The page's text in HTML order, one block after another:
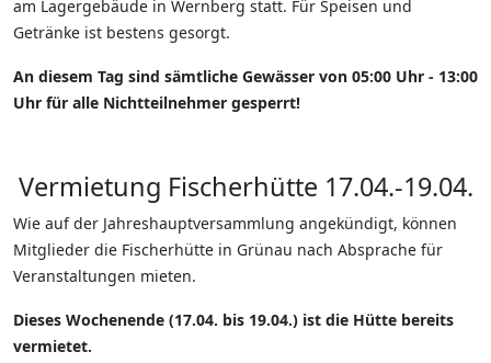
am Lagergebäude in Wernberg statt. Für Speisen und
Getränke ist bestens gesorgt.
An diesem Tag sind sämtliche Gewässer von 05:00 Uhr - 13:00
Uhr für alle Nichtteilnehmer gesperrt!
Vermietung Fischerhütte 17.04.-19.04.
Wie auf der Jahreshauptversammlung angekündigt, können
Mitglieder die Fischerhütte in Grünau nach Absprache für
Veranstaltungen mieten.
Dieses Wochenende (17.04. bis 19.04.) ist die Hütte bereits
vermietet.